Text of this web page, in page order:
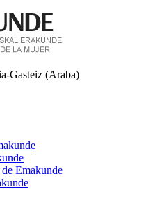
Gasteiz (Araba)
Emakunde